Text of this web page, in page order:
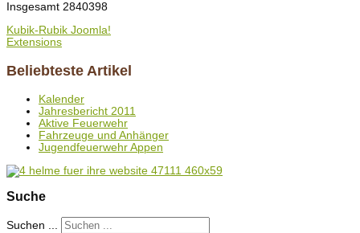
Insgesamt 2840398
Kubik-Rubik Joomla!
Extensions
Beliebteste Artikel
Kalender
Jahresbericht 2011
Aktive Feuerwehr
Fahrzeuge und Anhänger
Jugendfeuerwehr Appen
Suche
Suchen ...